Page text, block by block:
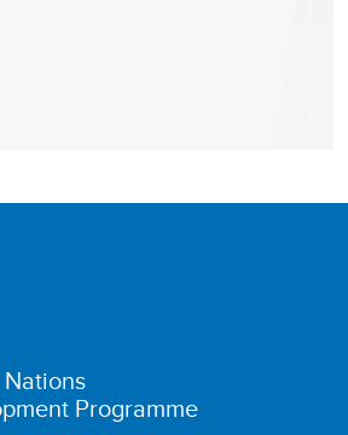
Programme